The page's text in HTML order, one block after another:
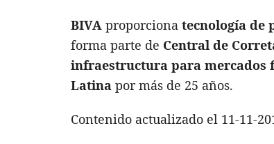
BIVA proporciona tecnología de
forma parte de Central de
infraestructura para mercados
Latina por más de 25 años.
Contenido actualizado el 11-11-